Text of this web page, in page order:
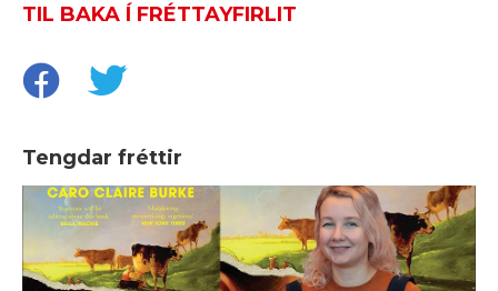
TIL BAKA Í FRÉTTAYFIRLIT
Tengdar fréttir